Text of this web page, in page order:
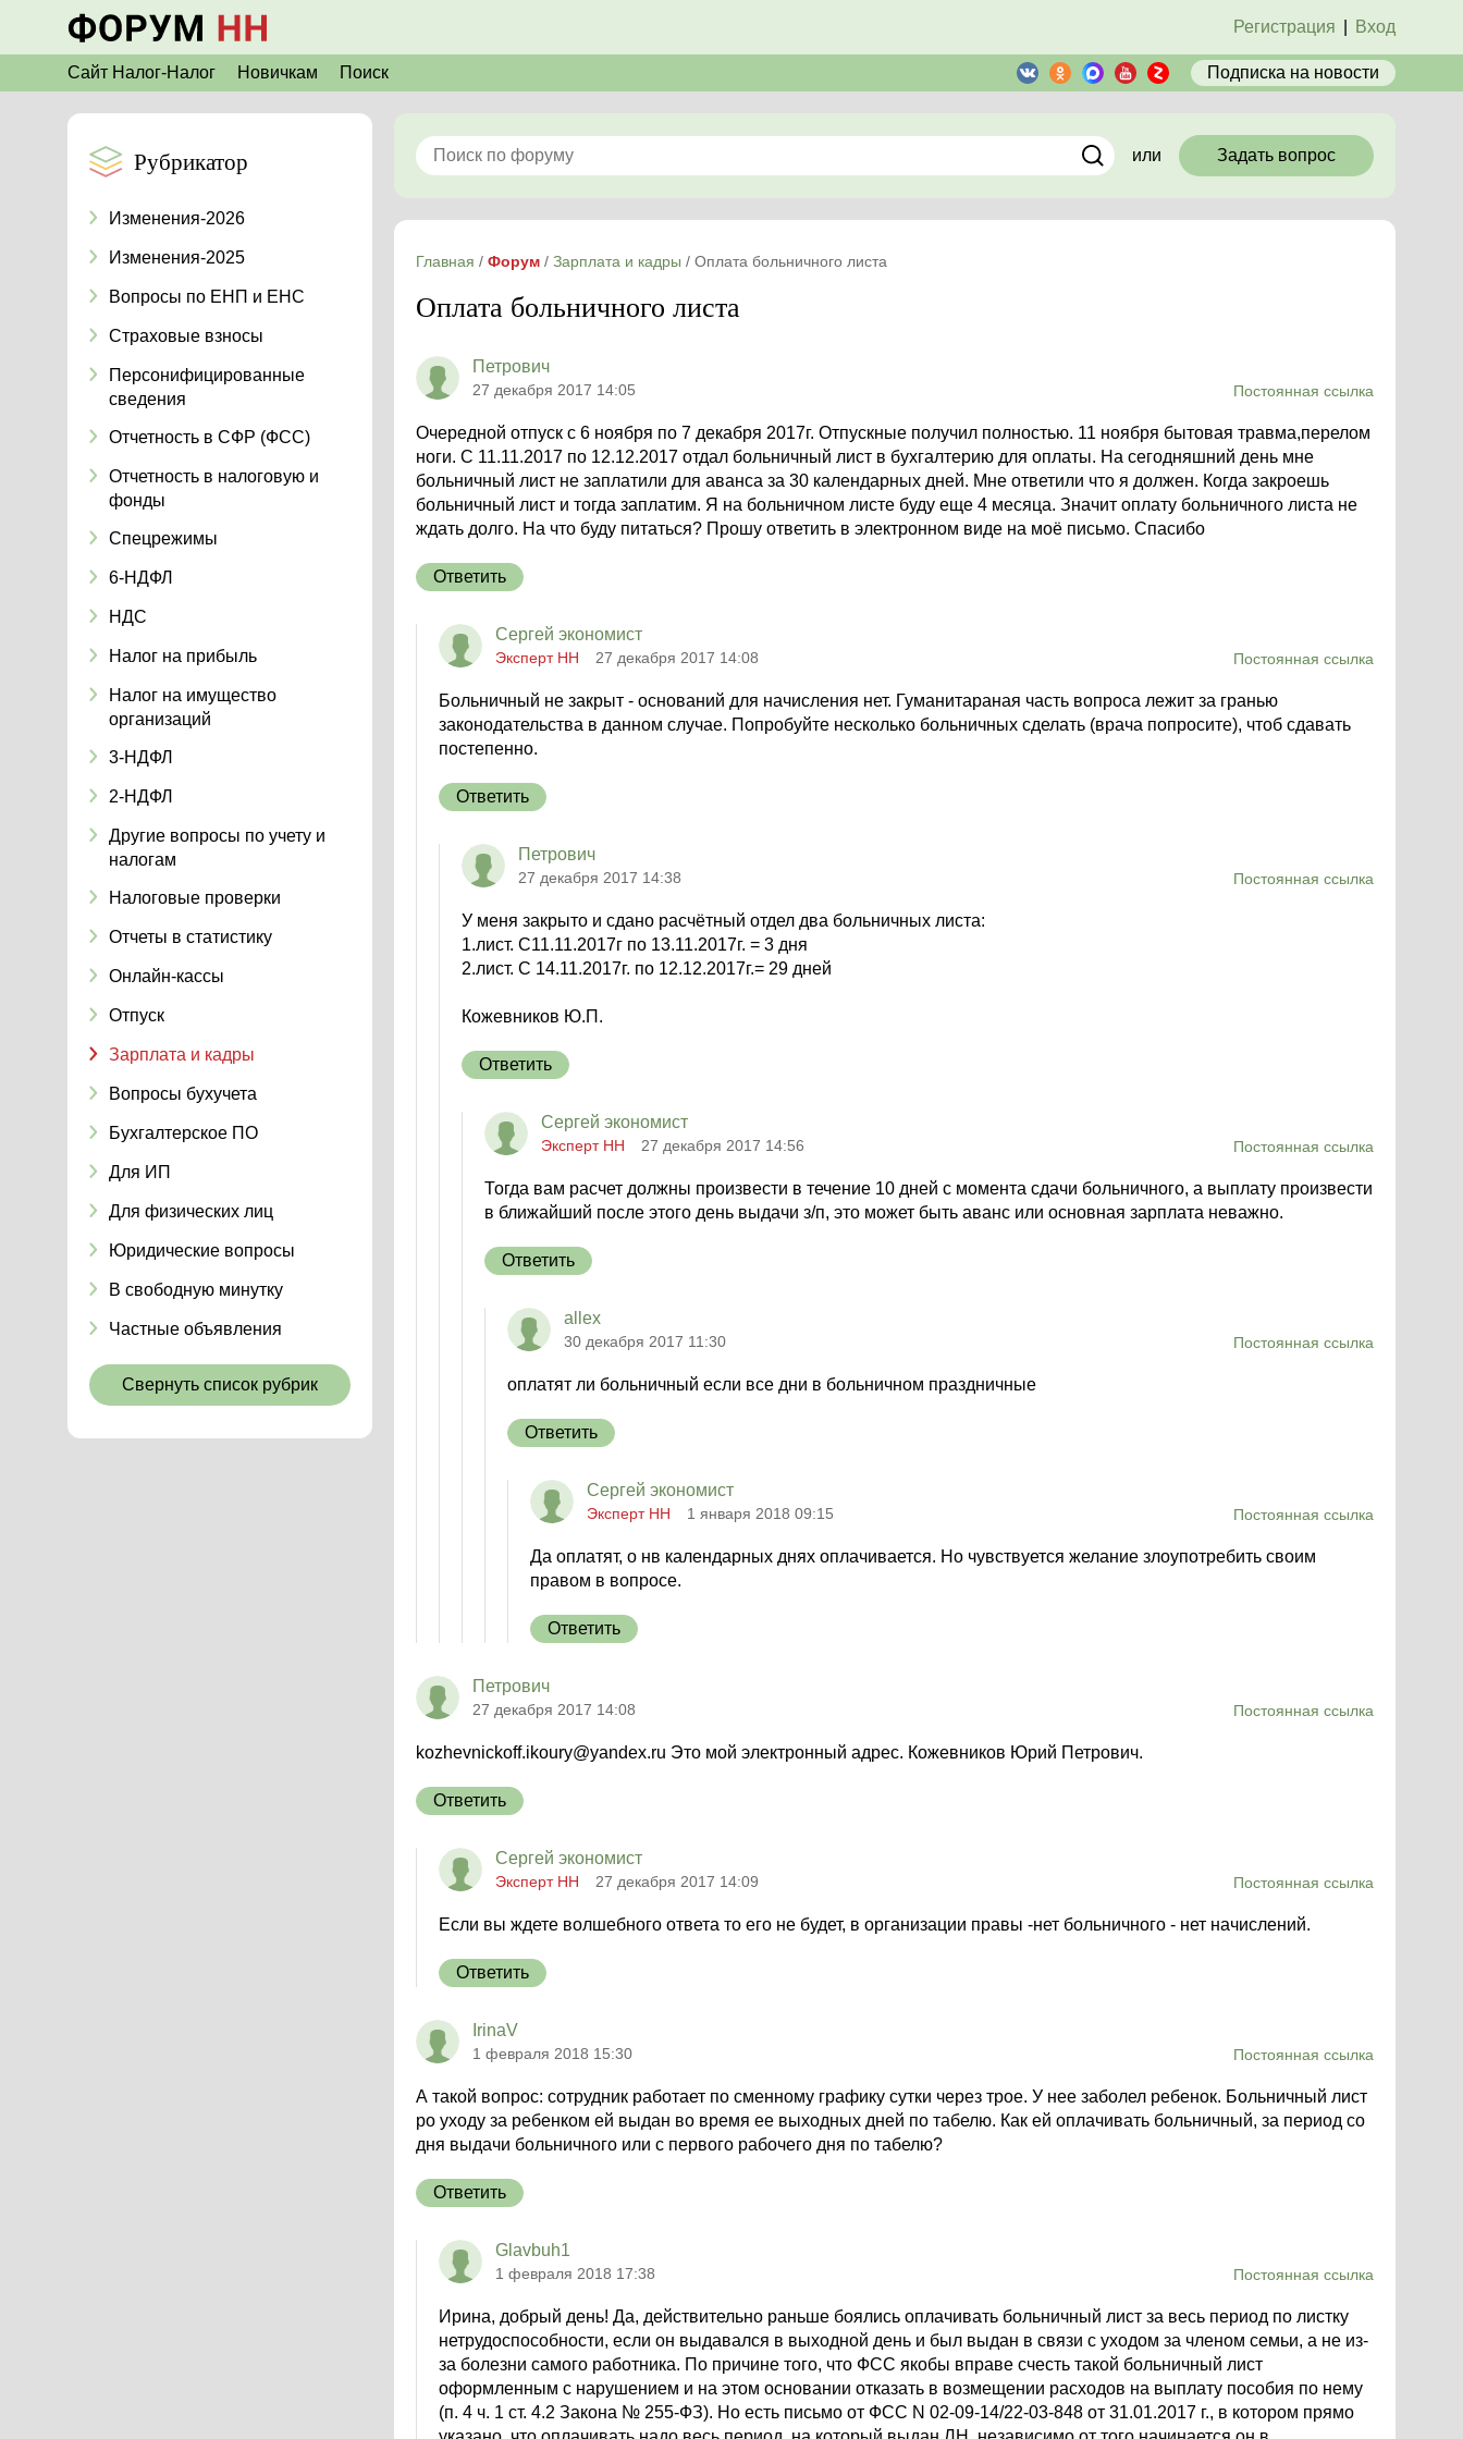
Регистрация Вход
Сайт Налог-Налог Новичкам Поиск Подписка на новости
Рубрикатор
Изменения-2026
Изменения-2025
Вопросы по ЕНП и ЕНС
Страховые взносы
Персонифицированные
сведения
Отчетность в СФР (ФСС)
Отчетность в налоговую и
фонды
Спецрежимы
6-НДФЛ
НДС
Налог на прибыль
Налог на имущество
организаций
3-НДФЛ
2-НДФЛ
Другие вопросы по учету и
налогам
Налоговые проверки
Отчеты в статистику
Онлайн-кассы
Отпуск
Зарплата и кадры
Вопросы бухучета
Бухгалтерское ПО
Для ИП
Для физических лиц
Юридические вопросы
В свободную минутку
Частные объявления
Свернуть список рубрик
или Задать вопрос
Главная / Форум / Зарплата и кадры / Оплата больничного листа
Оплата больничного листа
Петрович
27 декабря 2017 14:05 Постоянная ссылка
Очередной отпуск с 6 ноября по 7 декабря 2017г. Отпускные получил полностью. 11 ноября бытовая травма,перелом
ноги. С 11.11.2017 по 12.12.2017 отдал больничный лист в бухгалтерию для оплаты. На сегодняшний день мне
больничный лист не заплатили для аванса за 30 календарных дней. Мне ответили что я должен. Когда закроешь
больничный лист и тогда заплатим. Я на больничном листе буду еще 4 месяца. Значит оплату больничного листа не
ждать долго. На что буду питаться? Прошу ответить в электронном виде на моё письмо. Спасибо
Ответить
Сергей экономист
Эксперт НН 27 декабря 2017 14:08 Постоянная ссылка
Больничный не закрыт - оснований для начисления нет. Гуманитараная часть вопроса лежит за гранью
законодательства в данном случае. Попробуйте несколько больничных сделать (врача попросите), чтоб сдавать
постепенно.
Ответить
Петрович
27 декабря 2017 14:38 Постоянная ссылка
У меня закрыто и сдано расчётный отдел два больничных листа:
1.лист. С11.11.2017г по 13.11.2017г. = 3 дня
2.лист. С 14.11.2017г. по 12.12.2017г.= 29 дней
Кожевников Ю.П.
Ответить
Сергей экономист
Эксперт НН 27 декабря 2017 14:56 Постоянная ссылка
Тогда вам расчет должны произвести в течение 10 дней с момента сдачи больничного, а выплату произвести
в ближайший после этого день выдачи з/п, это может быть аванс или основная зарплата неважно.
Ответить
allex
30 декабря 2017 11:30 Постоянная ссылка
оплатят ли больничный если все дни в больничном праздничные
Ответить
Сергей экономист
Эксперт НН 1 января 2018 09:15 Постоянная ссылка
Да оплатят, о нв календарных днях оплачивается. Но чувствуется желание злоупотребить своим
правом в вопросе.
Ответить
Петрович
27 декабря 2017 14:08 Постоянная ссылка
kozhevnickoff.ikoury@yandex.ru Это мой электронный адрес. Кожевников Юрий Петрович.
Ответить
Сергей экономист
Эксперт НН 27 декабря 2017 14:09 Постоянная ссылка
Если вы ждете волшебного ответа то его не будет, в организации правы -нет больничного - нет начислений.
Ответить
IrinaV
1 февраля 2018 15:30 Постоянная ссылка
А такой вопрос: сотрудник работает по сменному графику сутки через трое. У нее заболел ребенок. Больничный лист
ро уходу за ребенком ей выдан во время ее выходных дней по табелю. Как ей оплачивать больничный, за период со
дня выдачи больничного или с первого рабочего дня по табелю?
Ответить
Glavbuh1
1 февраля 2018 17:38 Постоянная ссылка
Ирина, добрый день! Да, действительно раньше боялись оплачивать больничный лист за весь период по листку
нетрудоспособности, если он выдавался в выходной день и был выдан в связи с уходом за членом семьи, а не из-
за болезни самого работника. По причине того, что ФСС якобы вправе счесть такой больничный лист
оформленным с нарушением и на этом основании отказать в возмещении расходов на выплату пособия по нему
(п. 4 ч. 1 ст. 4.2 Закона № 255-ФЗ). Но есть письмо от ФСС N 02-09-14/22-03-848 от 31.01.2017 г., в котором прямо